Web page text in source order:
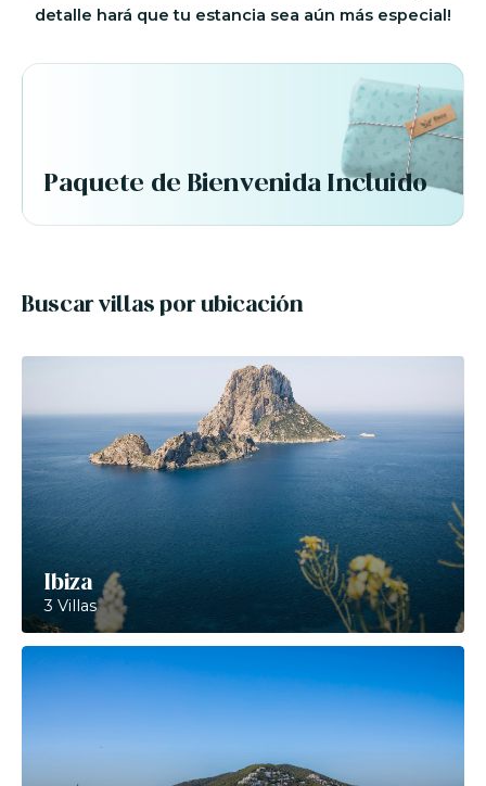
detalle hará que tu estancia sea aún más especial!
Paquete de Bienvenida Incluido
Buscar villas por ubicación
Ibiza
3 Villas